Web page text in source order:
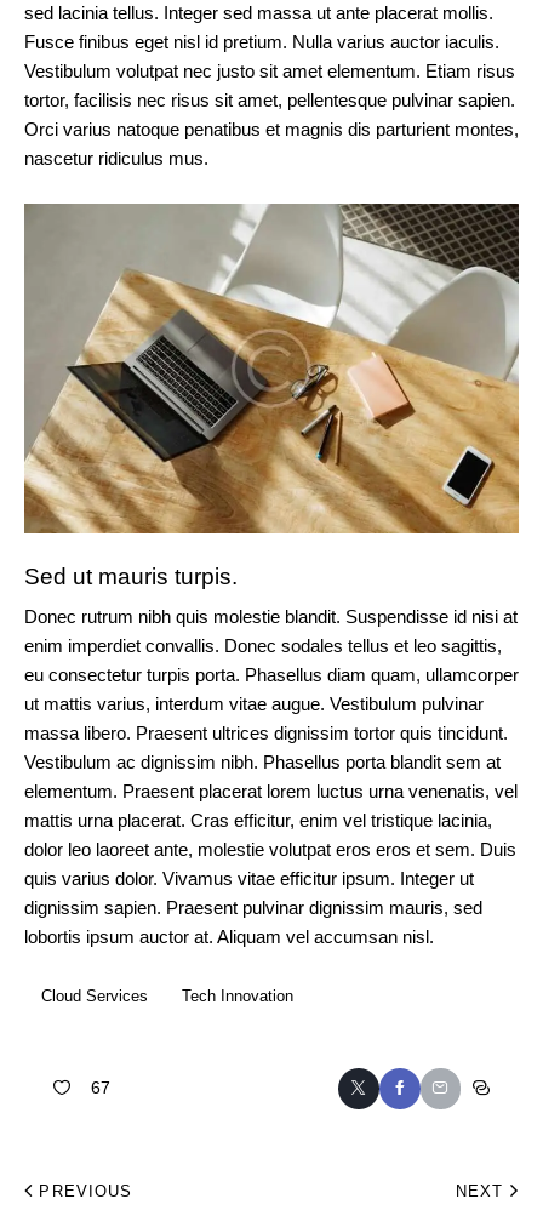
sed lacinia tellus. Integer sed massa ut ante placerat mollis.
Fusce finibus eget nisl id pretium. Nulla varius auctor iaculis.
Vestibulum volutpat nec justo sit amet elementum. Etiam risus
tortor, facilisis nec risus sit amet, pellentesque pulvinar sapien.
Orci varius natoque penatibus et magnis dis parturient montes,
nascetur ridiculus mus.
Sed ut mauris turpis.
Donec rutrum nibh quis molestie blandit. Suspendisse id nisi at
enim imperdiet convallis. Donec sodales tellus et leo sagittis,
eu consectetur turpis porta. Phasellus diam quam, ullamcorper
ut mattis varius, interdum vitae augue. Vestibulum pulvinar
massa libero. Praesent ultrices dignissim tortor quis tincidunt.
Vestibulum ac dignissim nibh. Phasellus porta blandit sem at
elementum. Praesent placerat lorem luctus urna venenatis, vel
mattis urna placerat. Cras efficitur, enim vel tristique lacinia,
dolor leo laoreet ante, molestie volutpat eros eros et sem. Duis
quis varius dolor. Vivamus vitae efficitur ipsum. Integer ut
dignissim sapien. Praesent pulvinar dignissim mauris, sed
lobortis ipsum auctor at. Aliquam vel accumsan nisl.
Cloud Services Tech Innovation
67
PREVIOUS NEXT